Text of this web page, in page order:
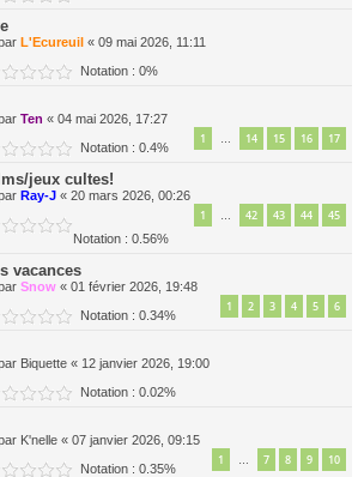
L'Ecureuil « 09 mai 2026, 11:11
Notation : 0%
Ten « 04 mai 2026, 17:27
1 … 14 15 16 17
Notation : 0.4%
jeux cultes!
Ray-J « 20 mars 2026, 00:26
1 … 42 43 44 45
Notation : 0.56%
vacances
Snow « 01 février 2026, 19:48
1 2 3 4 5 6
Notation : 0.34%
Biquette « 12 janvier 2026, 19:00
Notation : 0.02%
K'nelle « 07 janvier 2026, 09:15
1 … 7 8 9 10
Notation : 0.35%